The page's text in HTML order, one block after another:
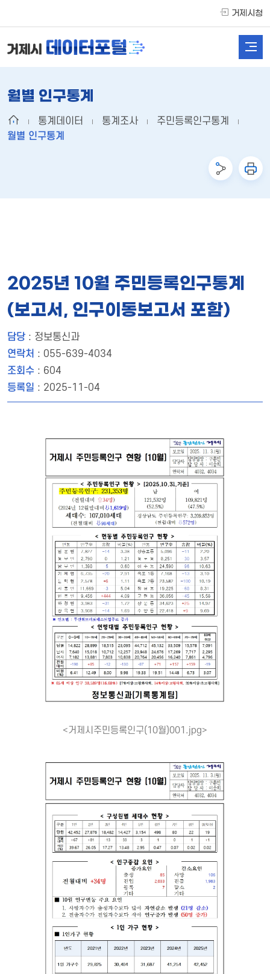
거제시청
월별 인구통계
통계데이터 통계조사
주민등록인구통계
월별 인구통계
2025년 10월 주민등록인구통계
(보고서, 인구이동보고서 포함)
담당 : 정보통신과
연락처 : 055-639-4034
조회수 : 604
등록일 : 2025-11-04
<거제시주민등록인구(10월)001.jpg>